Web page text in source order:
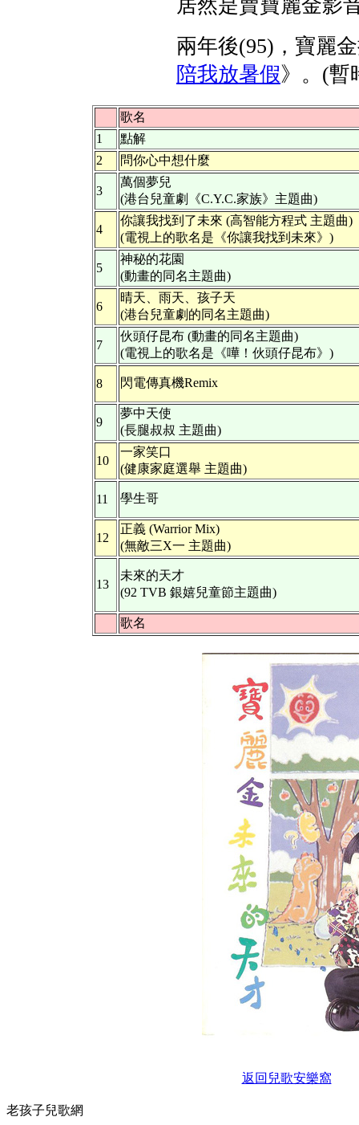
居然是賣寶麗金影
兩年後(95)，寶麗
陪我放暑假》。(暫
歌名
1
點解
2
問你心中想什麼
3
萬個夢兒
(港台兒童劇《C.Y.C.家族》主題曲)
4
你讓我找到了未來 (高智能方程式 主題曲)
(電視上的歌名是《你讓我找到未來》)
5
神秘的花園
(動畫的同名主題曲)
6
晴天、雨天、孩子天
(港台兒童劇的同名主題曲)
7
伙頭仔昆布 (動畫的同名主題曲)
(電視上的歌名是《嘩！伙頭仔昆布》)
8 閃電傳真機Remix
9
夢中天使
(長腿叔叔 主題曲)
10
一家笑口
(健康家庭選舉 主題曲)
11 學生哥
12
正義 (Warrior Mix)
(無敵三X一 主題曲)
13
未來的天才
(92 TVB 銀嬉兒童節主題曲)
歌名
返回兒歌安樂窩
老孩子兒歌網